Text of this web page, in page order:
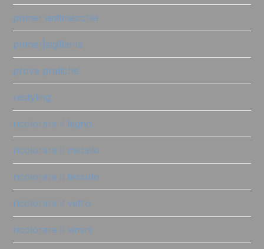
primer antimacchia
primer|sigillante
prove pratiche
restyling
ricolorare il legno
ricolorare il metallo
ricolorare il tessuto
ricolorare il vetro
ricolorare il vimini